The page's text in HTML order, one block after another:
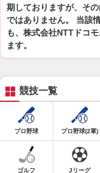
期しておりますが、そ
ではありません。 当該
も、株式会社NTTドコ
ます。
競技一覧
プロ野球 プロ野球(2軍)
ゴルフ Jリーグ